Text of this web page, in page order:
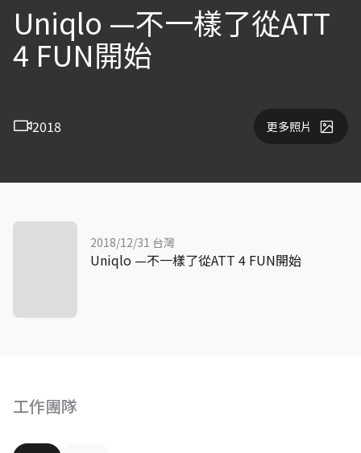
Uniqlo —不一樣了從ATT
4 FUN開始
2018 更多照片
工作團隊
2018/12/31 台灣
Uniqlo —不一樣了從ATT 4 FUN開始